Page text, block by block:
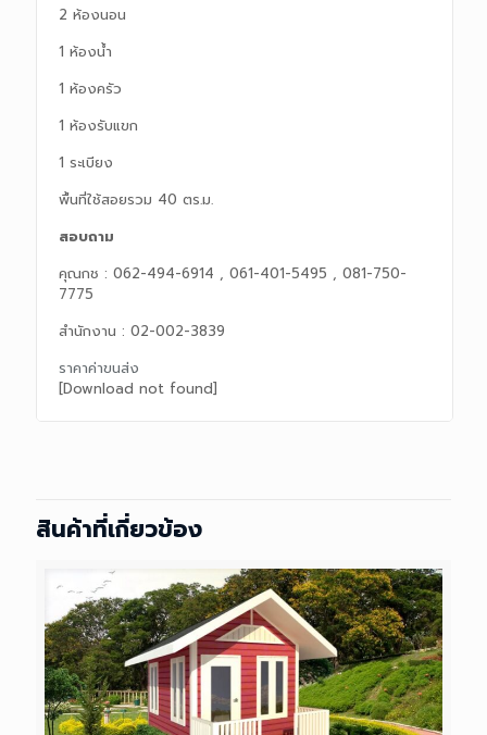
2 ห้องนอน
1 ห้องน้ำ
1 ห้องครัว
1 ห้องรับแขก
1 ระเบียง
พื้นที่ใช้สอยรวม 40 ตร.ม.
สอบถาม
คุณกช : 062-494-6914 , 061-401-5495 , 081-750-
7775
สำนักงาน : 02-002-3839
ราคาค่าขนส่ง
[Download not found]
สินค้าที่เกี่ยวข้อง